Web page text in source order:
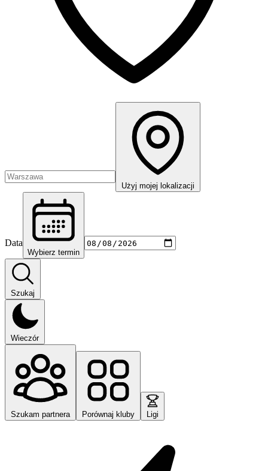
Użyj mojej lokalizacji
Data
Wybierz termin
Szukaj
Wieczór
Szukam partnera Porównaj kluby Ligi